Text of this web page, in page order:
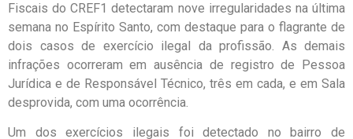
Fiscais do CREF1 detectaram nove irregularidades na última
semana no Espírito Santo, com destaque para o flagrante de
dois casos de exercício ilegal da profissão. As demais
infrações ocorreram em ausência de registro de Pessoa
Jurídica e de Responsável Técnico, três em cada, e em Sala
desprovida, com uma ocorrência.
Um dos exercícios ilegais foi detectado no bairro de